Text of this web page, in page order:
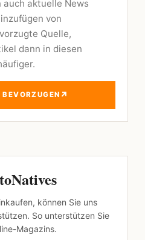
auch aktuelle News
von
Quelle,
dann in diesen
BEVORZUGEN ↗
können Sie uns
So unterstützen Sie
Magazins.